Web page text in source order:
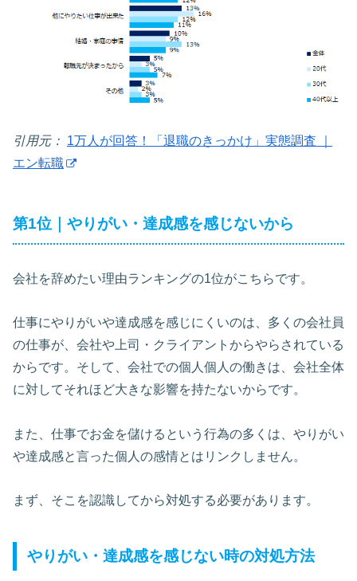
引用元： 1万人が回答！「退職のきっかけ」実態調査 ｜
エン転職
第1位｜やりがい・達成感を感じないから
会社を辞めたい理由ランキングの1位がこちらです。
仕事にやりがいや達成感を感じにくいのは、多くの会社員
の仕事が、会社や上司・クライアントからやらされている
からです。そして、会社での個人個人の働きは、会社全体
に対してそれほど大きな影響を持たないからです。
また、仕事でお金を儲けるという行為の多くは、やりがい
や達成感と言った個人の感情とはリンクしません。
まず、そこを認識してから対処する必要があります。
やりがい・達成感を感じない時の対処方法